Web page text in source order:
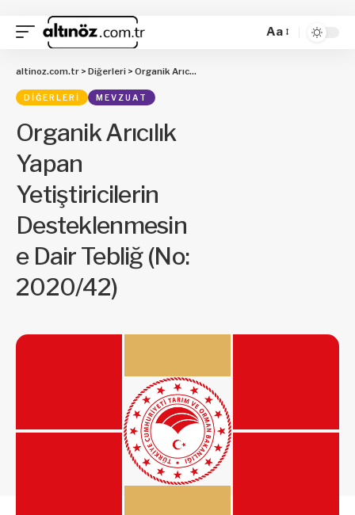
Aa
altinoz.com.tr > Diğerleri > Organik Arıcılık Yapan Yetiştiricilerin Desteklenmesine Dair Tebliğ (No: 2020/42)
DIĞERLERI MEVZUAT
Organik Arıcılık
Yapan
Yetiştiricilerin
Desteklenmesin
e Dair Tebliğ (No:
2020/42)